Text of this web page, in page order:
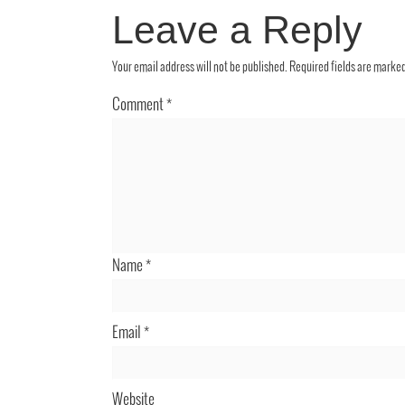
Leave a Reply
Your email address will not be published. Required fields are
Comment*
Name*
Email *
Website